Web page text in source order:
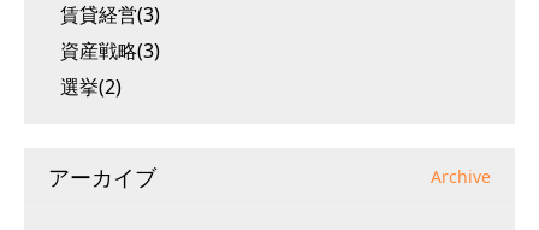
賃貸経営(3)
資産戦略(3)
選挙(2)
アーカイブ Archive